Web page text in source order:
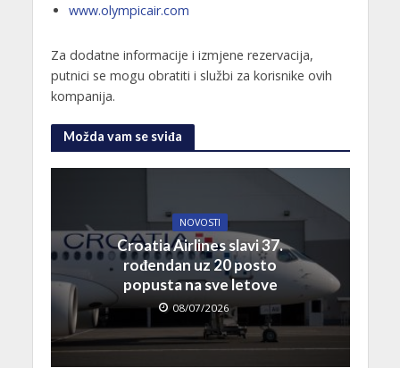
www.olympicair.com
Za dodatne informacije i izmjene rezervacija,
putnici se mogu obratiti i službi za korisnike ovih
kompanija.
Možda vam se sviđa
NOVOSTI
Croatia Airlines slavi 37.
rođendan uz 20 posto
popusta na sve letove
08/07/2026